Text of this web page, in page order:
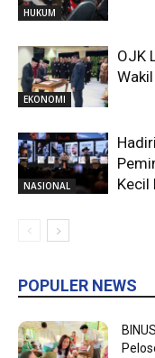
HUKUM
EKONOMI
OJK
NASIONAL
Kecil
POPULER NEWS